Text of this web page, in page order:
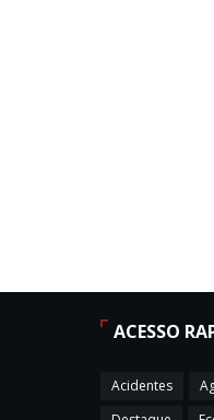
ACESSO
Acidentes